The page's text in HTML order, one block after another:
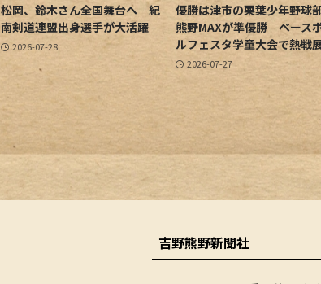
松岡、鈴木さん全国舞台へ 紀
南剣道連盟出身選手が大活躍
2026-07-28
優勝は津市の栗葉少年野
熊野MAXが準優勝 ベース
ルフェスタ学童大会で熱戦
2026-07-27
吉野熊野新聞社